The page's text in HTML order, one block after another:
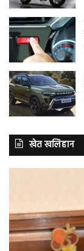
खेत खलिहान